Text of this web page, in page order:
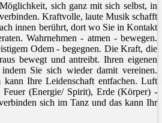
sich ganz mit sich selbst, in
Kraftvolle, laute Musik schafft
innen berührt, dort wo Sie in Kontakt
Wahrnehmen - atmen - bewegen.
Odem - begegnen. Die Kraft, die
bewegt und antreibt. Ihren eigenen
Sie sich wieder damit vereinen.
Ihre Leidenschaft entfachen. Luft
Feuer (Energie/ Spirit), Erde (Körper) -
sich im Tanz und das kann Ihr